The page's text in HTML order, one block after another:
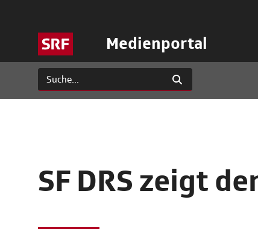
Medienportal
SF DRS zeigt